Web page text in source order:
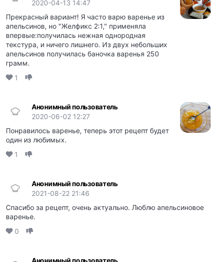
2020-04-13 14:47
Прекрасный вариант! Я часто варю варенье из
апельсинов, но "Желфикс 2:1," применяла
впервые:получилась нежная однородная
текстура, и ничего лишнего. Из двух небольших
апельсинов получилась баночка варенья 250
грамм.
1
Анонимный пользователь
2020-06-02 12:27
Понравилось варенье, теперь этот рецепт будет
один из любимых.
1
Анонимный пользователь
2021-08-22 21:46
Спасибо за рецепт, очень актуально. Люблю апельсиновое
варенье.
0
Анонимный пользователь